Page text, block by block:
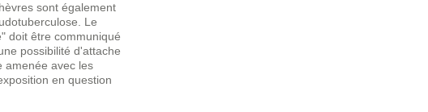
sont également
Le
doit être communiqué
possibilité d'attache
amenée avec les
en question